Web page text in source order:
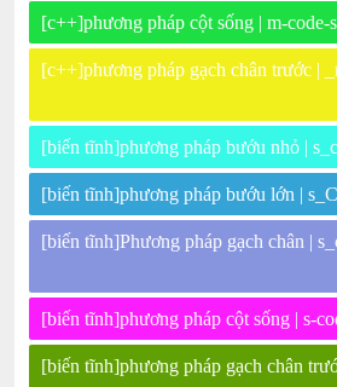
[c++]phương pháp cột sống | m-code-
[c++]phương pháp gạch chân trước |
[biến tĩnh]phương pháp bướu nhỏ |
[biến tĩnh]phương pháp bướu lớn |
[biến tĩnh]Phương pháp gạch chân |
[biến tĩnh]phương pháp cột sống | s-
[biến tĩnh]phương pháp gạch chân